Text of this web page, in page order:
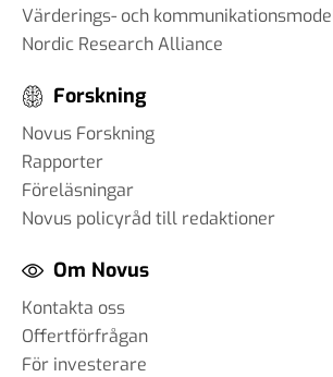
Värderings- och
Nordic Research Alliance
Forskning
Novus Forskning
Rapporter
Föreläsningar
Novus policyråd till redaktioner
Om Novus
Kontakta oss
Offertförfrågan
För investerare